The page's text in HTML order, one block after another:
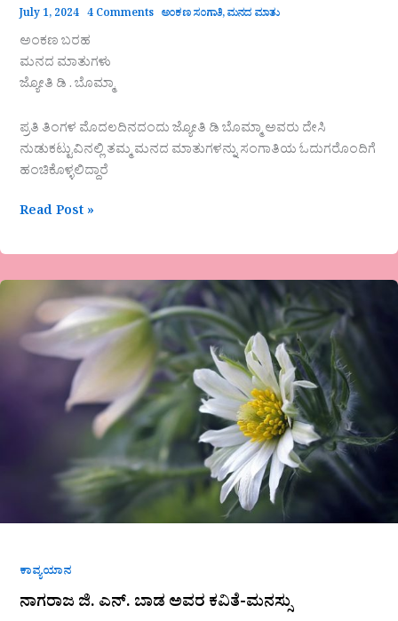
July 1, 2024 4 Comments ಅಂಕಣ ಸಂಗಾತಿ,ಮನದ ಮಾತು
ಅಂಕಣ ಬರಹ
ಮನದ ಮಾತುಗಳು
ಜ್ಯೋತಿ ಡಿ . ಬೊಮ್ಮಾ
ಪ್ರತಿ ತಿಂಗಳ ಮೊದಲದಿನದಂದು ಜ್ಯೋತಿ ಡಿ ಬೊಮ್ಮಾ ಅವರು ದೇಸಿ
ನುಡುಕಟ್ಟುವಿನಲ್ಲಿ ತಮ್ಮ ಮನದ ಮಾತುಗಳನ್ನು ಸಂಗಾತಿಯ ಓದುಗರೊಂದಿಗೆ
ಹಂಚಿಕೊಳ್ಳಲಿದ್ದಾರೆ
Read Post »
ಕಾವ್ಯಯಾನ
ನಾಗರಾಜ ಜಿ. ಎನ್. ಬಾಡ ಅವರ ಕವಿತೆ-ಮನಸ್ಸು
ಜಿ.
ಎನ್.
ಬಾಡ